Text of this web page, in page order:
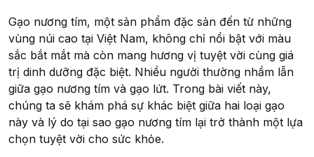
Gạo nương tím, một sản phẩm đặc sản đến từ những
vùng núi cao tại Việt Nam, không chỉ nổi bật với màu
sắc bắt mắt mà còn mang hương vị tuyệt vời cùng giá
trị dinh dưỡng đặc biệt. Nhiều người thường nhầm lẫn
giữa gạo nương tím và gạo lứt. Trong bài viết này,
chúng ta sẽ khám phá sự khác biệt giữa hai loại gạo
này và lý do tại sao gạo nương tím lại trở thành một lựa
chọn tuyệt vời cho sức khỏe.